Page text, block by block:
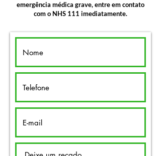
emergência médica grave, entre em contato
com o NHS 111 imediatamente.